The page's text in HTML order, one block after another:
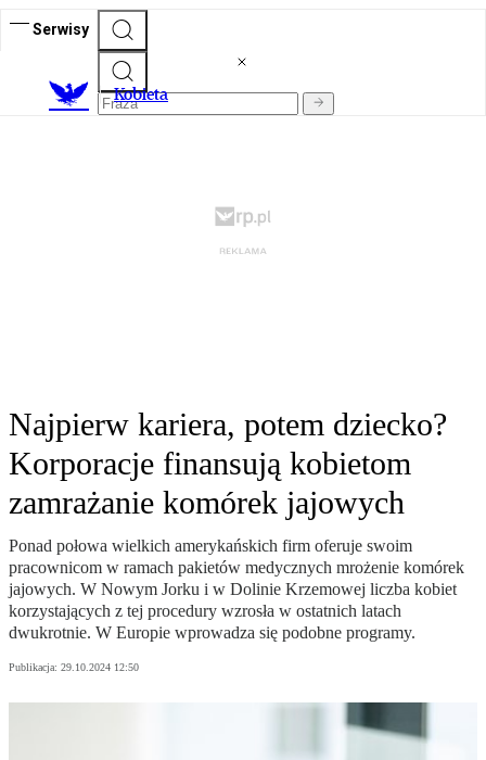
Serwisy
Kobieta
Najpierw kariera, potem dziecko?
Korporacje finansują kobietom
zamrażanie komórek jajowych
Ponad połowa wielkich amerykańskich firm oferuje swoim
pracownicom w ramach pakietów medycznych mrożenie komórek
jajowych. W Nowym Jorku i w Dolinie Krzemowej liczba kobiet
korzystających z tej procedury wzrosła w ostatnich latach
dwukrotnie. W Europie wprowadza się podobne programy.
Publikacja: 29.10.2024 12:50